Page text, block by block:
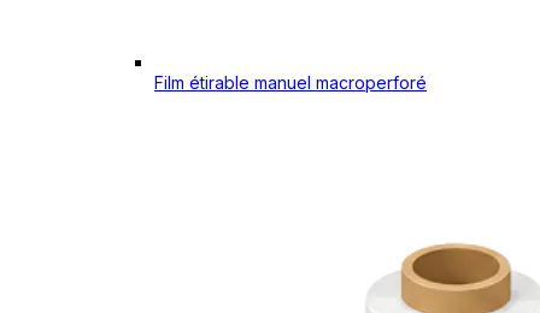
Film étirable manuel macroperforé